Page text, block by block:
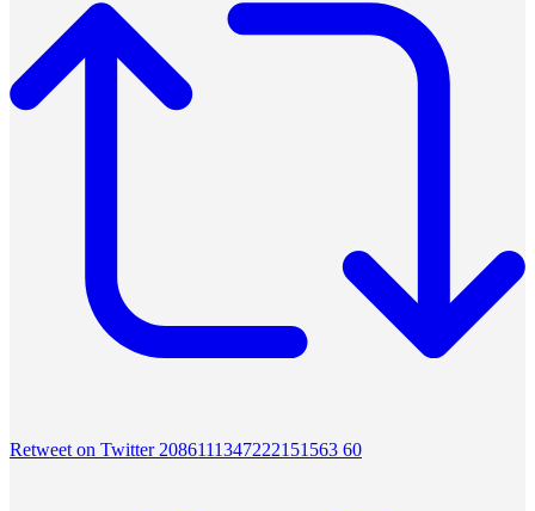
Retweet on Twitter 2086111347222151563 60